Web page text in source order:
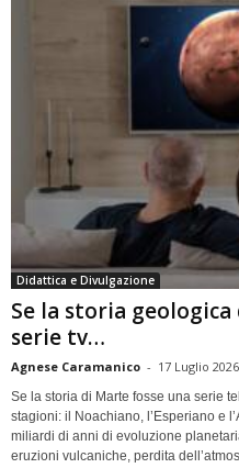
Didattica e Divulgazione
Se la storia
serie tv…
Agnese Caramanico - 17 Luglio 2026
Se la storia di Marte fosse una serie
stagioni: il Noachiano, l’Esperiano e
miliardi di anni di evoluzione
eruzioni vulcaniche, perdita